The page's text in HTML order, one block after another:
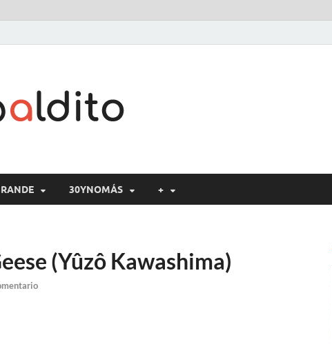
30YNOMÁS +
(Yûzô Kawashima)